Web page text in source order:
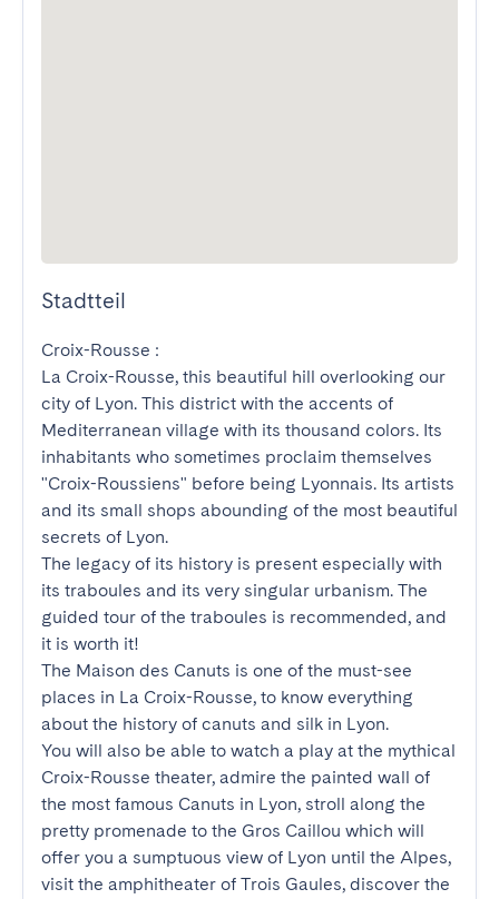
Stadtteil
Croix-Rousse :
La Croix-Rousse, this beautiful hill overlooking our
city of Lyon. This district with the accents of
Mediterranean village with its thousand colors. Its
inhabitants who sometimes proclaim themselves
"Croix-Roussiens" before being Lyonnais. Its artists
and its small shops abounding of the most beautiful
secrets of Lyon.
The legacy of its history is present especially with
its traboules and its very singular urbanism. The
guided tour of the traboules is recommended, and
it is worth it!
The Maison des Canuts is one of the must-see
places in La Croix-Rousse, to know everything
about the history of canuts and silk in Lyon.
You will also be able to watch a play at the mythical
Croix-Rousse theater, admire the painted wall of
the most famous Canuts in Lyon, stroll along the
pretty promenade to the Gros Caillou which will
offer you a sumptuous view of Lyon until the Alpes,
visit the amphitheater of Trois Gaules, discover the